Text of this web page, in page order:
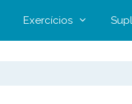
Exercícios